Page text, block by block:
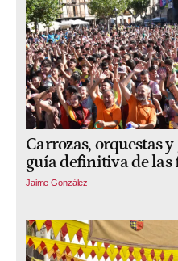
Carrozas, orquestas
guía definitiva de las
Jaime González